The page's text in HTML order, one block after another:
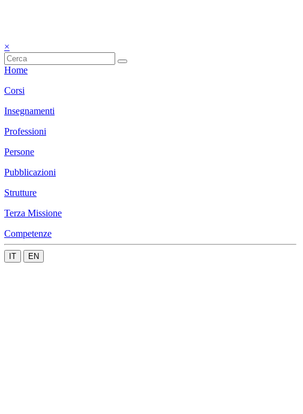
×
Home
Corsi
Insegnamenti
Professioni
Persone
Pubblicazioni
Strutture
Terza Missione
Competenze
IT EN